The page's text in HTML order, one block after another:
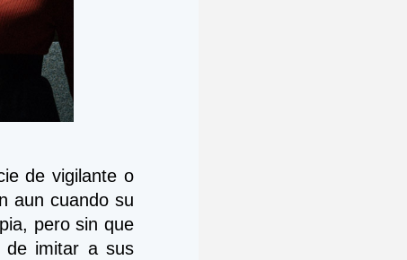
de vigilante o
aun cuando su
pero sin que
de imitar a sus